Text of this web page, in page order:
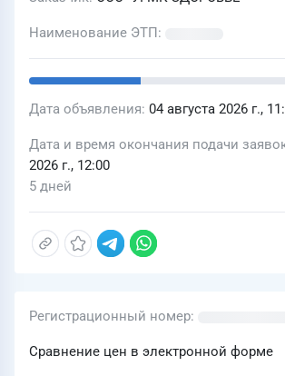
Наименование ЭТП
Дата объявления 04 августа 2026 г.,
Дата и время окончания подачи
2026 г., 12:00
5 дней
Регистрационный номер
Сравнение цен в электронной форме